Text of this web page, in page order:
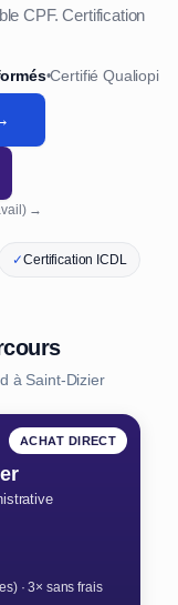
CPF. Certification
•Certifié Qualiopi
→
✓Certification ICDL
à Saint-Dizier
ACHAT DIRECT
· 3× sans frais